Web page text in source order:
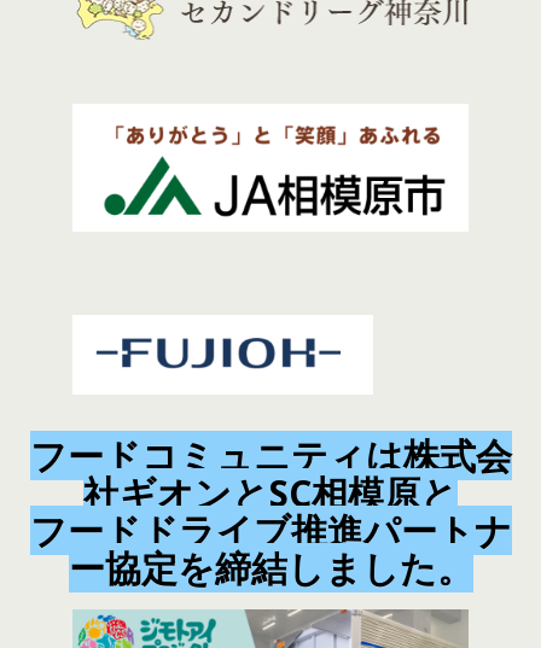
フードコミュニティは株式会
社ギオンとSC相模原と
フードドライブ推進パートナ
ー協定を締結しました。